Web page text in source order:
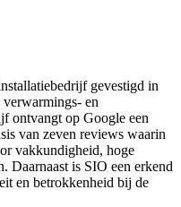
gevestigd in
en
ontvangt op Google een
van zeven reviews waarin
vakkundigheid, hoge
Daarnaast is SIO een erkend
en betrokkenheid bij de